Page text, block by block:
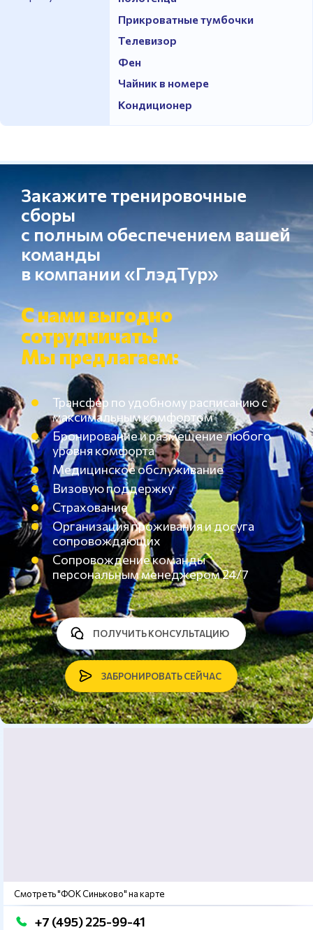
Прикроватные тумбочки
Телевизор
Фен
Чайник в номере
Кондиционер
Закажите тренировочные
сборы
с полным обеспечением вашей
команды
в компании «ГлэдТур»
С нами выгодно
сотрудничать!
Мы предлагаем:
Трансфер по удобному расписанию с
максимальным комфортом
Бронирование и размещение любого
уровня комфорта
Медицинское обслуживание
Визовую поддержку
Страхование
Организация проживания и досуга
сопровождающих
Сопровождение команды
персональным менеджером 24/7
ЗАБРОНИРОВАТЬ СЕЙЧАС
ПОЛУЧИТЬ КОНСУЛЬТАЦИЮ
Смотреть "ФОК Синьково" на карте
+7 (495) 225-99-41